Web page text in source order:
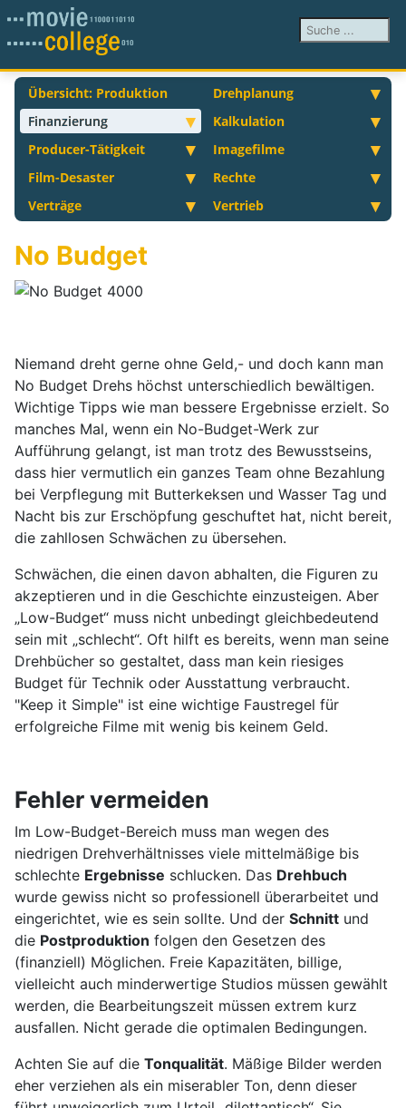
Suchen ...
Übersicht: Produktion
Drehplanung
Finanzierung
Kalkulation
Producer-Tätigkeit
Imagefilme
Film-Desaster
Rechte
Verträge
Vertrieb
No Budget
Niemand dreht gerne ohne Geld,- und doch kann man
No Budget Drehs höchst unterschiedlich bewältigen.
Wichtige Tipps wie man bessere Ergebnisse erzielt. So
manches Mal, wenn ein No-Budget-Werk zur
Aufführung gelangt, ist man trotz des Bewusstseins,
dass hier vermutlich ein ganzes Team ohne Bezahlung
bei Verpflegung mit Butterkeksen und Wasser Tag und
Nacht bis zur Erschöpfung geschuftet hat, nicht bereit,
die zahllosen Schwächen zu übersehen.
Schwächen, die einen davon abhalten, die Figuren zu
akzeptieren und in die Geschichte einzusteigen. Aber
„Low-Budget“ muss nicht unbedingt gleichbedeutend
sein mit „schlecht“. Oft hilft es bereits, wenn man seine
Drehbücher so gestaltet, dass man kein riesiges
Budget für Technik oder Ausstattung verbraucht.
"Keep it Simple" ist eine wichtige Faustregel für
erfolgreiche Filme mit wenig bis keinem Geld.
Fehler vermeiden
Im Low-Budget-Bereich muss man wegen des
niedrigen Drehverhältnisses viele mittelmäßige bis
schlechte Ergebnisse schlucken. Das Drehbuch
wurde gewiss nicht so professionell überarbeitet und
eingerichtet, wie es sein sollte. Und der Schnitt und
die Postproduktion folgen den Gesetzen des
(finanziell) Möglichen. Freie Kapazitäten, billige,
vielleicht auch minderwertige Studios müssen gewählt
werden, die Bearbeitungszeit müssen extrem kurz
ausfallen. Nicht gerade die optimalen Bedingungen.
Achten Sie auf die Tonqualität. Mäßige Bilder werden
eher verziehen als ein miserabler Ton, denn dieser